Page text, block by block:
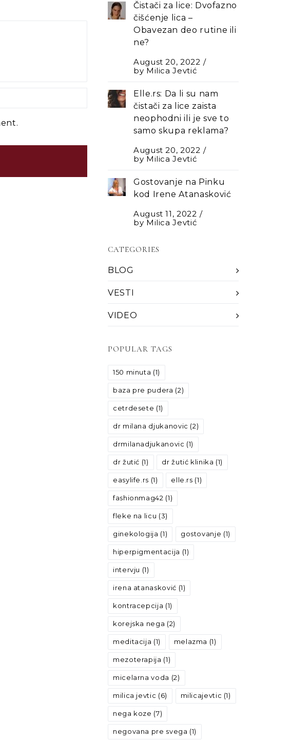
Čistači za lice: Dvofazno
čišćenje lica –
Оbavezan deo rutine ili
ne?
August 20, 2022
by Milica Jevtić
Elle.rs: Da li su nam
čistači za lice zaista
neophodni ili je sve to
samo skupa reklama?
August 20, 2022
by Milica Jevtić
Gostovanje na Pinku
kod Irene Atanasković
August 11, 2022
by Milica Jevtić
CATEGORIES
BLOG
VESTI
VIDEO
POPULAR TAGS
150 minuta (1)
baza pre pudera (2)
cetrdesete (1)
dr milana djukanovic (2)
drmilanadjukanovic (1)
dr žutić (1) dr žutić klinika (1)
easylife.rs (1) elle.rs (1)
fashionmag42 (1)
fleke na licu (3)
ginekologija (1) gostovanje (1)
hiperpigmentacija (1)
intervju (1)
irena atanasković (1)
kontracepcija (1)
korejska nega (2)
meditacija (1) melazma (1)
mezoterapija (1)
micelarna voda (2)
milica jevtic (6) milicajevtic (1)
nega koze (7)
negovana pre svega (1)